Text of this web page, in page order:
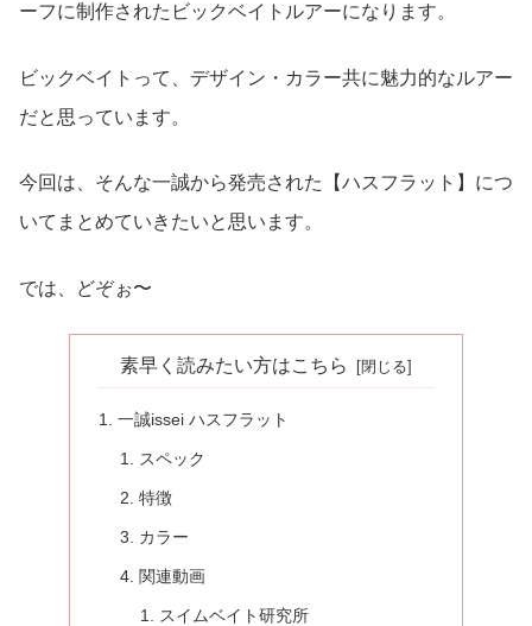
ーフに制作されたビックベイトルアーになります。
ビックベイトって、デザイン・カラー共に魅力的なルアー
だと思っています。
今回は、そんな一誠から発売された【ハスフラット】につ
いてまとめていきたいと思います。
では、どぞぉ〜
素早く読みたい方はこちら
一誠issei ハスフラット
スペック
特徴
カラー
関連動画
スイムベイト研究所